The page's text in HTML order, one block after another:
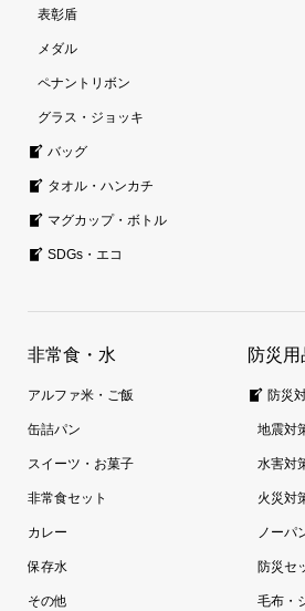
表彰盾
メダル
ペナントリボン
グラス・ジョッキ
バッグ
タオル・ハンカチ
マグカップ・ボトル
SDGs・エコ
非常食・水
アルファ米・ご飯
缶詰パン
スイーツ・お菓子
非常食セット
カレー
保存水
その他
防災用
防災
地震対
水害対
火災対
ノーパ
防災セ
毛布・